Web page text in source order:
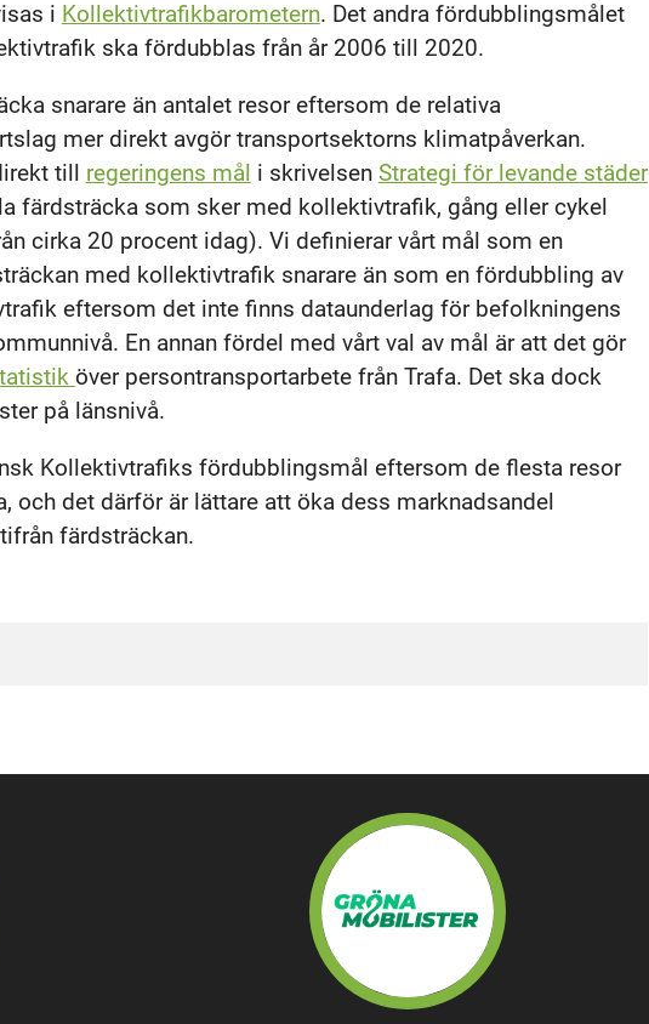
i Kollektivtrafikbarometern. Det andra fördubblingsmålet
ska fördubblas från år 2006 till 2020.
snarare än antalet resor eftersom de relativa
mer direkt avgör transportsektorns klimatpåverkan.
till regeringens mål i skrivelsen Strategi för levande städer
färdsträcka som sker med kollektivtrafik, gång eller cykel
cirka 20 procent idag). Vi definierar vårt mål som en
med kollektivtrafik snarare än som en fördubbling av
eftersom det inte finns dataunderlag för befolkningens
En annan fördel med vårt val av mål är att det gör
över persontransportarbete från Trafa. Det ska dock
på länsnivå.
Kollektivtrafiks fördubblingsmål eftersom de flesta resor
och det därför är lättare att öka dess marknadsandel
färdsträckan.